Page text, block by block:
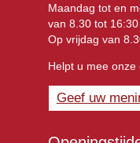
Maandag tot en
van 8.30 tot
Op vrijdag van
Helpt u mee
Geef uw